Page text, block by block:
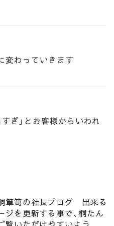
変わっていきます
ぎ」とお客様からいわれ
箪笥の社長ブログ 出来る
ジを更新する事で、桐たん